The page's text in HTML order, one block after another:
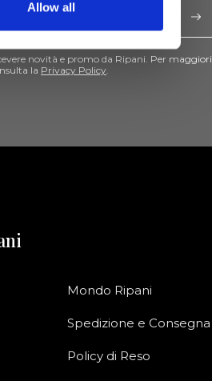
Allow all
novità e promo da Ripani. Per maggiori
la Privacy Policy
Mondo Ripani
Spedizione e Consegna
Policy di Reso